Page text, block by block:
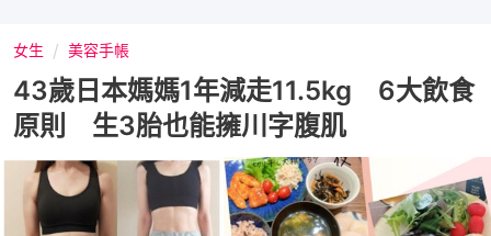
女生 美容手帳
43歲日本媽媽1年減走11.5kg 6大飲食
原則 生3胎也能擁川字腹肌